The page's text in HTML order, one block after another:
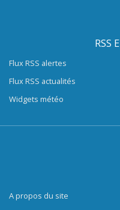
RSS
Flux RSS alertes
Flux RSS actualités
Widgets météo
A propos du site